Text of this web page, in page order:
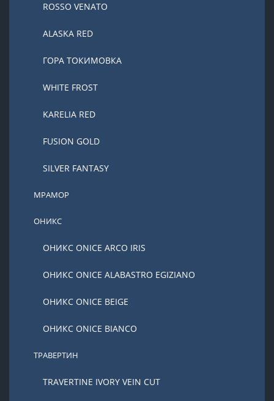
ROSSO VENATO
ALASKA RED
ГОРА ТОКИМОВКА
WHITE FROST
KARELIA RED
FUSION GOLD
SILVER FANTASY
МРАМОР
ОНИКС
ОНИКС ONICE ARCO IRIS
ОНИКС ONICE ALABASTRO EGIZIANO
ОНИКС ONICE BEIGE
ОНИКС ONICE BIANCO
ТРАВЕРТИН
TRAVERTINE IVORY VEIN CUT